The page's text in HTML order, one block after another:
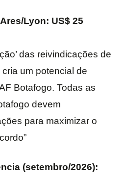
Lyon: US$ 25
das reivindicações de
um potencial de
Botafogo. Todas as
devem
para maximizar o
(setembro/2026):